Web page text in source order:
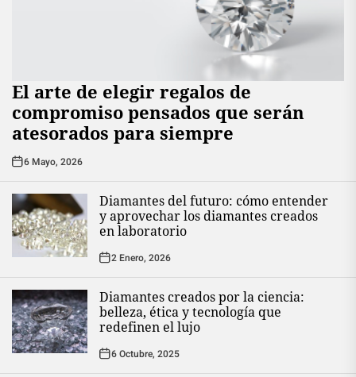
El arte de elegir regalos de
compromiso pensados que serán
atesorados para siempre
6 Mayo, 2026
Diamantes del futuro: cómo entender
y aprovechar los diamantes creados
en laboratorio
2 Enero, 2026
Diamantes creados por la ciencia:
belleza, ética y tecnología que
redefinen el lujo
6 Octubre, 2025